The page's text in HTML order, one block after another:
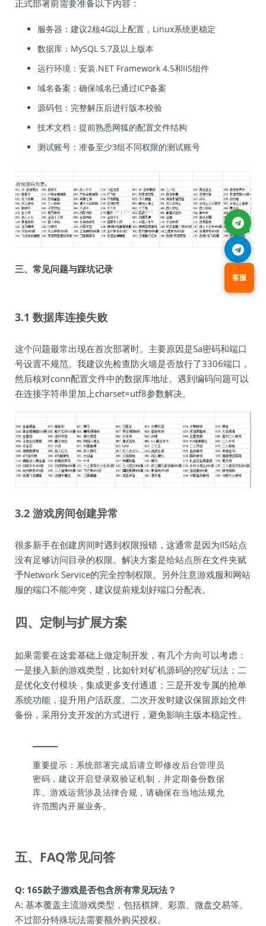
正式部署前需要准备以下内容：
服务器：建议2核4G以上配置，Linux系统更稳定
数据库：MySQL 5.7及以上版本
运行环境：安装.NET Framework 4.5和IIS组件
域名备案：确保域名已通过ICP备案
源码包：完整解压后进行版本校验
技术文档：提前熟悉网狐的配置文件结构
测试账号：准备至少3组不同权限的测试账号
三、常见问题与踩坑记录
3.1 数据库连接失败
这个问题最常出现在首次部署时。主要原因是Sa密码和端口
号设置不规范。我建议先检查防火墙是否放行了3306端口，
然后核对conn配置文件中的数据库地址。遇到编码问题可以
在连接字符串里加上charset=utf8参数解决。
3.2 游戏房间创建异常
很多新手在创建房间时遇到权限报错，这通常是因为IIS站点
没有足够访问目录的权限。解决方案是给站点所在文件夹赋
予Network Service的完全控制权限。另外注意游戏服和网站
服的端口不能冲突，建议提前规划好端口分配表。
四、定制与扩展方案
如果需要在这套基础上做定制开发，有几个方向可以考虑：
一是接入新的游戏类型，比如针对矿机源码的挖矿玩法；二
是优化支付模块，集成更多支付通道；三是开发专属的抢单
系统功能，提升用户活跃度。二次开发时建议保留原始文件
备份，采用分支开发的方式进行，避免影响主版本稳定性。
重要提示：系统部署完成后请立即修改后台管理员
密码，建议开启登录双验证机制，并定期备份数据
库。游戏运营涉及法律合规，请确保在当地法规允
许范围内开展业务。
五、FAQ常见问答
Q: 165款子游戏是否包含所有常见玩法？
A: 基本覆盖主流游戏类型，包括棋牌、彩票、微盘交易等。
不过部分特殊玩法需要额外购买授权。
客服